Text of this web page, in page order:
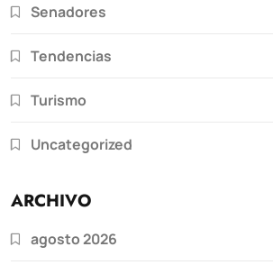
Senadores
Tendencias
Turismo
Uncategorized
ARCHIVO
agosto 2026